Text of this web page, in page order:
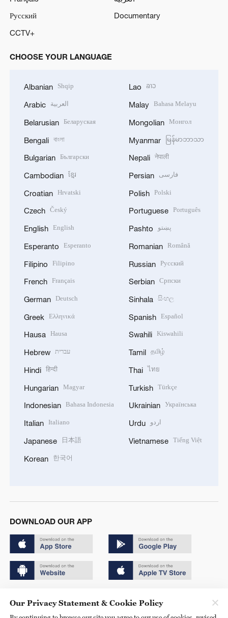
Русский
Documentary
CCTV+
CHOOSE YOUR LANGUAGE
Albanian Shqip
Arabic العربية
Belarusian Беларуская
Bengali বাংলা
Bulgarian Български
Cambodian ខ្មែរ
Croatian Hrvatski
Czech Český
English English
Esperanto Esperanto
Filipino Filipino
French Français
German Deutsch
Greek Ελληνικά
Hausa Hausa
Hebrew עברית
Hindi हिन्दी
Hungarian Magyar
Indonesian Bahasa Indonesia
Italian Italiano
Japanese 日本語
Korean 한국어
Lao ລາວ
Malay Bahasa Melayu
Mongolian Монгол
Myanmar မြန်မာဘာသာ
Nepali नेपाली
Persian فارسی
Polish Polski
Portuguese Português
Pashto پښتو
Romanian Română
Russian Русский
Serbian Српски
Sinhala සිංහල
Spanish Español
Swahili Kiswahili
Tamil தமிழ்
Thai ไทย
Turkish Türkçe
Ukrainian Українська
Urdu اردو
Vietnamese Tiếng Việt
DOWNLOAD OUR APP
京ICP备20000184号
Our Privacy Statement & Cookie Policy